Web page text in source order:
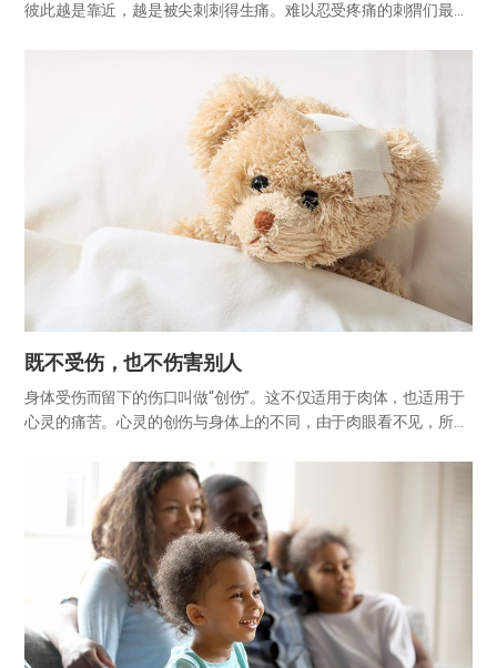
彼此越是靠近，越是被尖刺刺得生痛。难以忍受疼痛的刺猬们最终
既不受伤，也不伤害别人
身体受伤而留下的伤口叫做“创伤”。这不仅适用于肉体，也适用于
心灵的痛苦。心灵的创伤与身体上的不同，由于肉眼看不见，所以
很多时候难以自行解决。 如同某位诗人所说“哪有未曾受过伤害的